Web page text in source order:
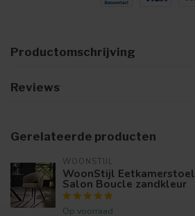
Productomschrijving
Reviews
Gerelateerde producten
WOONSTIJL
WoonStijl Eetkamerstoel
Salon Boucle zandkleur
Op voorraad